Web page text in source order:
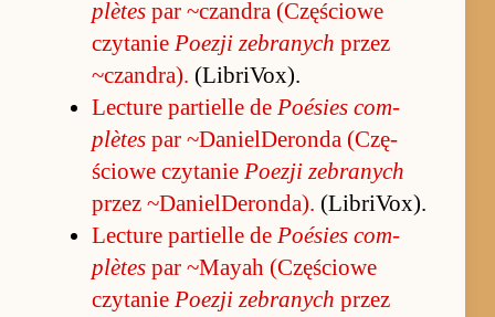
plètespar ~czan­dra (Czę­ściowe
czytanie Po­ezji ze­branych przez
~czan­dra). (LibriVo­x).
Lec­ture par­tielle de Po­ésies com­
plètespar ~Daniel­De­ronda (Czę­
ściowe czytanie Po­ezji ze­branych
przez ~Daniel­De­ron­da). (LibriVo­x).
Lec­ture par­tielle de Po­ésies com­
plètespar ~Mayah (Czę­ściowe
czytanie Po­ezji ze­branych przez